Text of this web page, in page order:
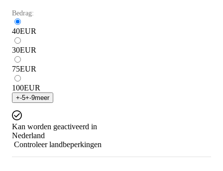
Bedrag:
40EUR
30EUR
75EUR
100EUR
+-5+-9meer
Kan worden geactiveerd in
Nederland
Controleer landbeperkingen